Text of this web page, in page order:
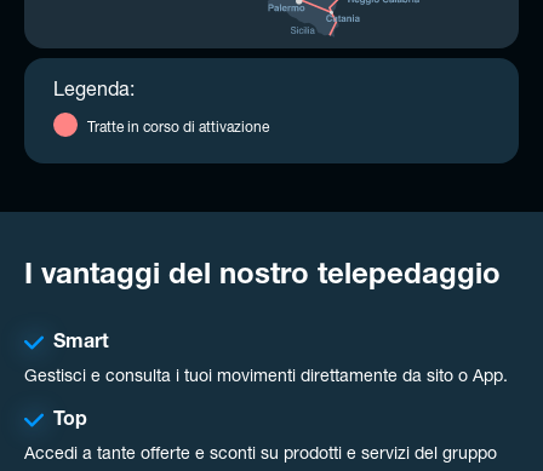
Legenda:
Tratte in corso di attivazione
I vantaggi del nostro telepedaggio
Smart
Gestisci e consulta i tuoi movimenti direttamente da sito o App.
Top
Accedi a tante offerte e sconti su prodotti e servizi del gruppo